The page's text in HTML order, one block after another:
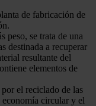
de fabricación de
peso, se trata de una
destinada a recuperar
resultante del
elementos de
el reciclado de las
circular y el